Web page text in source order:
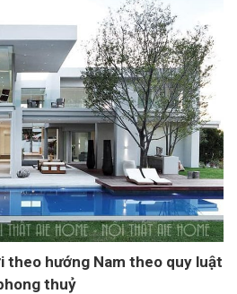
theo hướng Nam theo quy luật
thuỷ